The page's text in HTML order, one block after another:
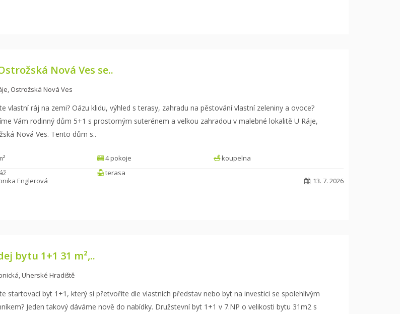
Nová Ves se..
Ostrožská Nová Ves
vlastní ráj na zemi? Oázu klidu, výhled s terasy, zahradu na pěstování vlastní zeleniny a ovoce?
Vám rodinný dům 5+1 s prostorným suterénem a velkou zahradou v malebné lokalitě U Ráje,
Nová Ves. Tento dům s..
4 pokoje
koupelna
terasa
Englerová
13. 7. 2026
bytu 1+1 31 m²,..
Uherské Hradiště
startovací byt 1+1, který si přetvoříte dle vlastních představ nebo byt na investici se spolehlivým
Jeden takový dáváme nově do nabídky. Družstevní byt 1+1 v 7.NP o velikosti bytu 31m2 s